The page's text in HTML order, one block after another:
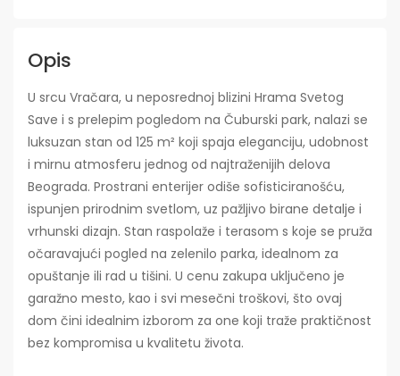
Opis
U srcu Vračara, u neposrednoj blizini Hrama Svetog
Save i s prelepim pogledom na Čuburski park, nalazi se
luksuzan stan od 125 m² koji spaja eleganciju, udobnost
i mirnu atmosferu jednog od najtraženijih delova
Beograda. Prostrani enterijer odiše sofisticiranošću,
ispunjen prirodnim svetlom, uz pažljivo birane detalje i
vrhunski dizajn. Stan raspolaže i terasom s koje se pruža
očaravajući pogled na zelenilo parka, idealnom za
opuštanje ili rad u tišini. U cenu zakupa uključeno je
garažno mesto, kao i svi mesečni troškovi, što ovaj
dom čini idealnim izborom za one koji traže praktičnost
bez kompromisa u kvalitetu života.